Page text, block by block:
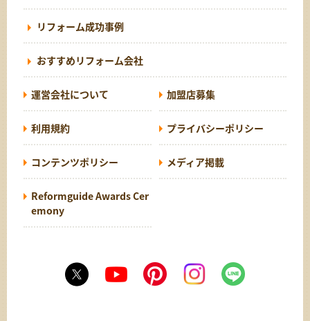
リフォーム成功事例
おすすめリフォーム会社
運営会社について 加盟店募集
利用規約 プライバシーポリシー
コンテンツポリシー メディア掲載
Reformguide Awards Cer
emony